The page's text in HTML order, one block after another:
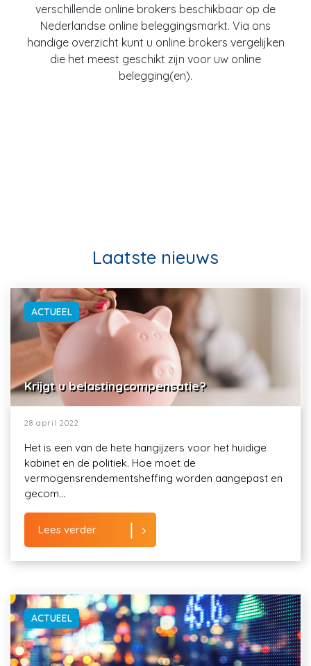
verschillende online brokers beschikbaar op de
Nederlandse online beleggingsmarkt. Via ons
handige overzicht kunt u online brokers vergelijken
die het meest geschikt zijn voor uw online
belegging(en).
Laatste nieuws
ACTUEEL
Krijgt u belastingcompensatie?
28 april 2022
Het is een van de hete hangijzers voor het huidige
kabinet en de politiek. Hoe moet de
vermogensrendementsheffing worden aangepast en
gecom...
Lees verder
ACTUEEL